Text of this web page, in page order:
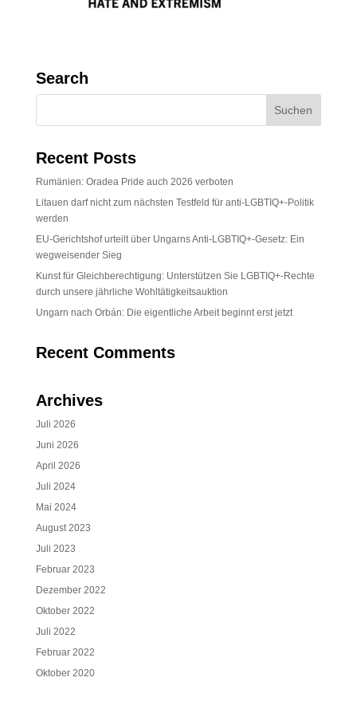
Search
Recent Posts
Rumänien: Oradea Pride auch 2026 verboten
Litauen darf nicht zum nächsten Testfeld für anti-LGBTIQ+-Politik
werden
EU-Gerichtshof urteilt über Ungarns Anti-LGBTIQ+-Gesetz: Ein
wegweisender Sieg
Kunst für Gleichberechtigung: Unterstützen Sie LGBTIQ+-Rechte
durch unsere jährliche Wohltätigkeitsauktion
Ungarn nach Orbán: Die eigentliche Arbeit beginnt erst jetzt
Recent Comments
Archives
Juli 2026
Juni 2026
April 2026
Juli 2024
Mai 2024
August 2023
Juli 2023
Februar 2023
Dezember 2022
Oktober 2022
Juli 2022
Februar 2022
Oktober 2020